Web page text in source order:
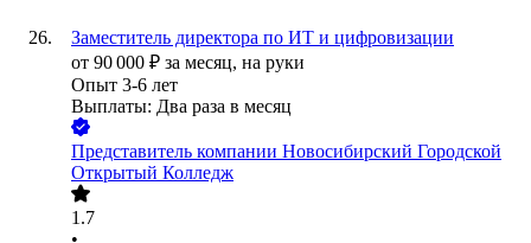
Заместитель директора по ИТ и цифровизации
от 90 000 ₽ за месяц, на руки
Опыт 3-6 лет
Выплаты: Два раза в месяц
Представитель компании Новосибирский Городской
Открытый Колледж
1.7